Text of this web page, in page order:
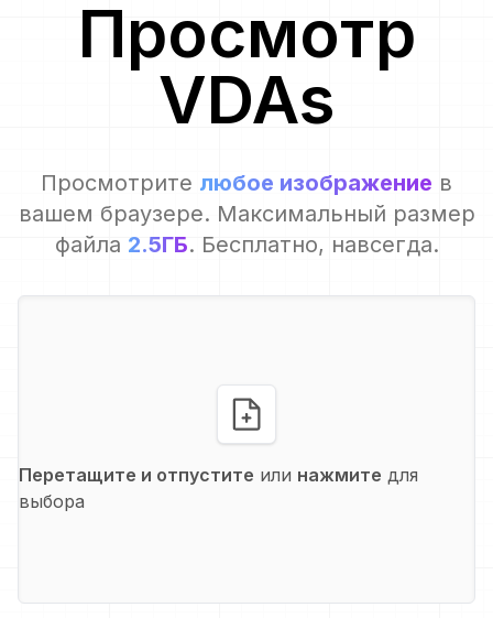
Просмотр
VDAs
Просмотрите любое изображение в
вашем браузере. Максимальный размер
файла 2.5ГБ. Бесплатно, навсегда.
Перетащите и отпустите или нажмите для
выбора